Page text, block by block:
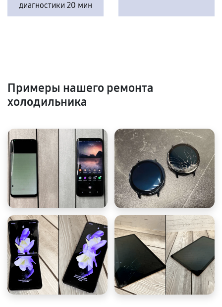
диагностики 20 мин
Примеры нашего ремонта
холодильника